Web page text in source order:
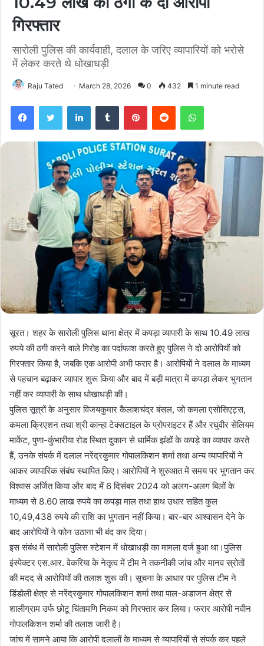
गिरफ्तार
सारोली पुलिस की कार्यवाही, दलाल के जरिए व्यापारियों को भरोसे
में लेकर करते थे धोखाधड़ी
Raju Tated March 28, 2026 0 432 1 minute read
FacebookTwitter LinkedInTumblr PinterestReddit WhatsApp
सूरत। शहर के सारोली पुलिस थाना क्षेत्र में कपड़ा व्यापारी के साथ 10.49 लाख
रुपये की ठगी करने वाले गिरोह का पर्दाफाश करते हुए पुलिस ने दो आरोपियों को
गिरफ्तार किया है, जबकि एक आरोपी अभी फरार है। आरोपियों ने दलाल के माध्यम
से पहचान बढ़ाकर व्यापार शुरू किया और बाद में बड़ी मात्रा में कपड़ा लेकर भुगतान
नहीं कर व्यापारी के साथ धोखाधड़ी की।
पुलिस सूत्रों के अनुसार विजयकुमार कैलाशचंद्र बंसल, जो कमला एसोसिएट्स,
कमला क्रिएशन तथा श्री कान्हा टेक्सटाइल के प्रोपराइटर हैं और रघुवीर सेलियम
मार्केट, पुणा-कुंभारीया रोड स्थित दुकान से धार्मिक झंडों के कपड़े का व्यापार करते
हैं, उनके संपर्क में दलाल नरेंद्रकुमार गोपालकिशन शर्मा तथा अन्य व्यापारियों ने
आकर व्यापारिक संबंध स्थापित किए। आरोपियों ने शुरुआत में समय पर भुगतान कर
विश्वास अर्जित किया और बाद में 6 दिसंबर 2024 को अलग-अलग बिलों के
माध्यम से 8.60 लाख रुपये का कपड़ा माल तथा हाथ उधार सहित कुल
10,49,438 रुपये की राशि का भुगतान नहीं किया। बार-बार आश्वासन देने के
बाद आरोपियों ने फोन उठाना भी बंद कर दिया।
इस संबंध में सारोली पुलिस स्टेशन में धोखाधड़ी का मामला दर्ज हुआ था।पुलिस
इंस्पेक्टर एस.आर. वेकरिया के नेतृत्व में टीम ने तकनीकी जांच और मानव स्रोतों
की मदद से आरोपियों की तलाश शुरू की। सूचना के आधार पर पुलिस टीम ने
डिंडोली क्षेत्र से नरेंद्रकुमार गोपालकिशन शर्मा तथा पाल-अडाजन क्षेत्र से
शालीग्राम उर्फ छोटू चिंतामणि निकम को गिरफ्तार कर लिया। फरार आरोपी नवीन
गोपालकिशन शर्मा की तलाश जारी है।
जांच में सामने आया कि आरोपी दलालों के माध्यम से व्यापारियों से संपर्क कर पहले